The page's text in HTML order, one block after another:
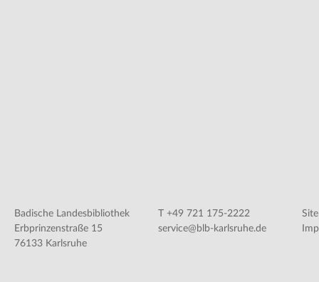
Badische Landesbibliothek
Erbprinzenstraße 15
76133 Karlsruhe
T +49 721 175-2222
service@blb-karlsruhe.de